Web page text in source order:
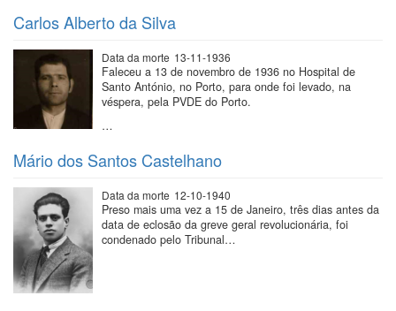
Carlos Alberto da Silva
Data da morte 13-11-1936
Faleceu a 13 de novembro de 1936 no Hospital de
Santo António, no Porto, para onde foi levado, na
véspera, pela PVDE do Porto.
…
Mário dos Santos Castelhano
Data da morte 12-10-1940
Preso mais uma vez a 15 de Janeiro, três dias antes da
data de eclosão da greve geral revolucionária, foi
condenado pelo Tribunal…